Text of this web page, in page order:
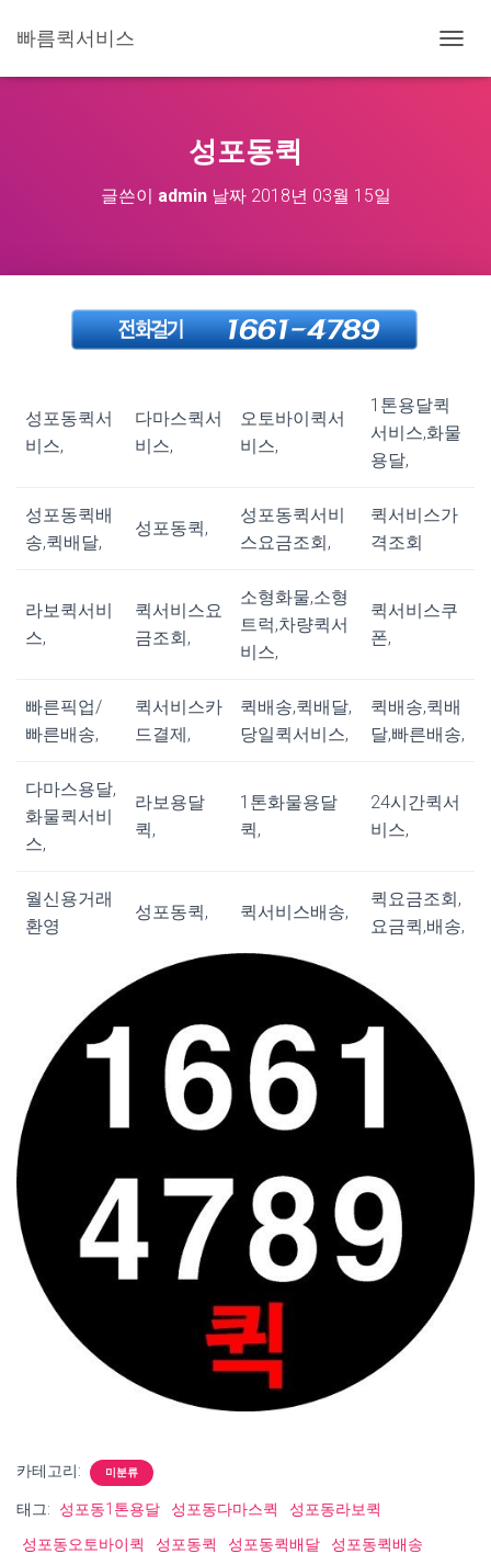
빠름퀵서비스
비
성포동퀵
글쓴이 admin날짜 2018년 03월 15일
성포동퀵서
비스,
다마스퀵서
비스,
오토바이퀵서
비스,
1톤용달퀵
서비스,화물
용달,
성포동퀵배
송,퀵배달,
성포동퀵,
성포동퀵서비
스요금조회,
퀵서비스가
격조회
라보퀵서비
스,
퀵서비스요
금조회,
소형화물,소형
트럭,차량퀵서
비스,
퀵서비스쿠
폰,
빠른픽업/
빠른배송,
퀵서비스카
드결제,
퀵배송,퀵배달,
당일퀵서비스,
퀵배송,퀵배
달,빠른배송,
다마스용달,
화물퀵서비
스,
라보용달
퀵,
1톤화물용달
퀵,
24시간퀵서
비스,
월신용거래
환영
성포동퀵, 퀵서비스배송,
퀵요금조회,
요금퀵,배송,
카테고리: 미분류
태그: 성포동1톤용달 성포동다마스퀵
성포동라보퀵
성포동오토바이퀵
성포동퀵 성포동퀵배달
성포동퀵배송